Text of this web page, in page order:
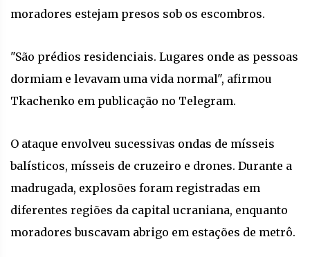
moradores estejam presos sob os escombros.
"São prédios residenciais. Lugares onde as pessoas
dormiam e levavam uma vida normal", afirmou
Tkachenko em publicação no Telegram.
O ataque envolveu sucessivas ondas de mísseis
balísticos, mísseis de cruzeiro e drones. Durante a
madrugada, explosões foram registradas em
diferentes regiões da capital ucraniana, enquanto
moradores buscavam abrigo em estações de metrô.